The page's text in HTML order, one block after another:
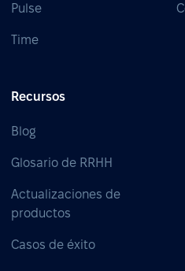
Pulse
Time
Recursos
Blog
Glosario de RRHH
Actualizaciones de
productos
Casos de éxito